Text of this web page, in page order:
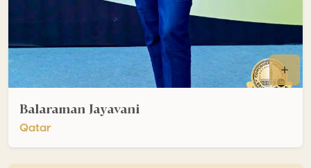
Balaraman Jayavani
Qatar